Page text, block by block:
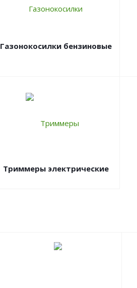
Газонокосилки бензиновые
Триммеры электрические